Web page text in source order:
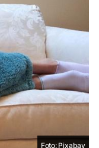
Foto: Pixabay